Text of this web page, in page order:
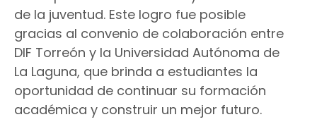
de la juventud. Este logro fue posible
gracias al convenio de colaboración entre
DIF Torreón y la Universidad Autónoma de
La Laguna, que brinda a estudiantes la
oportunidad de continuar su formación
académica y construir un mejor futuro.